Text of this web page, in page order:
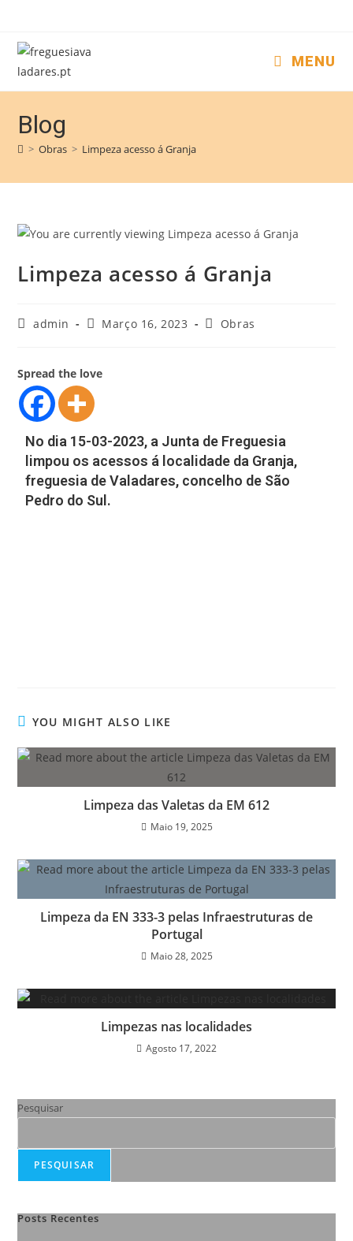
MENU
Blog
> Obras > Limpeza acesso á Granja
Limpeza acesso á Granja
admin Março 16, 2023 Obras
Spread the love
No dia 15-03-2023, a Junta de Freguesia
limpou os acessos á localidade da Granja,
freguesia de Valadares, concelho de São
Pedro do Sul.
YOU MIGHT ALSO LIKE
Limpeza das Valetas da EM 612
Maio 19, 2025
Limpeza da EN 333-3 pelas Infraestruturas de
Portugal
Maio 28, 2025
Limpezas nas localidades
Agosto 17, 2022
Pesquisar
PESQUISAR
Posts Recentes